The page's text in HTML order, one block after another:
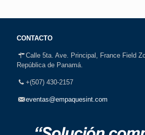
CONTACTO
Calle 5ta. Ave. Principal, France Field
República de Panamá.
+(507) 430-2157
eventas@empaquesint.com